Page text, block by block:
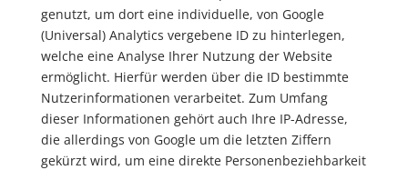
genutzt, um dort eine individuelle, von Google
(Universal) Analytics vergebene ID zu hinterlegen,
welche eine Analyse Ihrer Nutzung der Website
ermöglicht. Hierfür werden über die ID bestimmte
Nutzerinformationen verarbeitet. Zum Umfang
dieser Informationen gehört auch Ihre IP-Adresse,
die allerdings von Google um die letzten Ziffern
gekürzt wird, um eine direkte Personenbeziehbarkeit